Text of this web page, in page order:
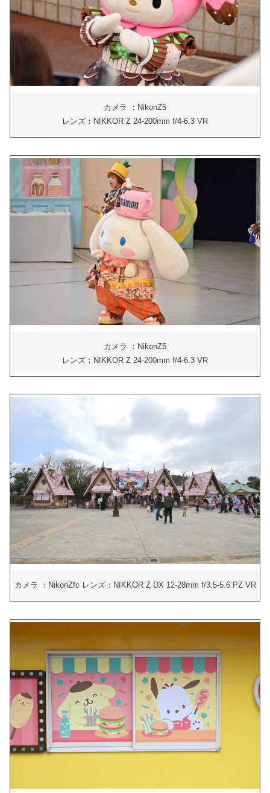
カメラ ：NikonZ5
レンズ：NIKKOR Z 24-200mm f/4-6.3 VR
カメラ ：NikonZ5
レンズ：NIKKOR Z 24-200mm f/4-6.3 VR
カメラ ：NikonZfc レンズ：NIKKOR Z DX 12-28mm f/3.5-5.6 PZ VR